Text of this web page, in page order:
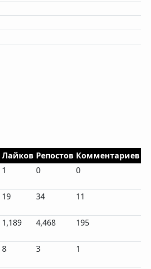
Лайков Репостов Комментариев
1 0 0
19 34 11
1,189 4,468 195
8 3 1